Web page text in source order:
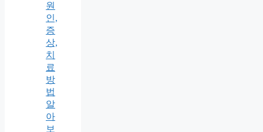
원
인,
증
상,
치
료
방
법
알
아
보